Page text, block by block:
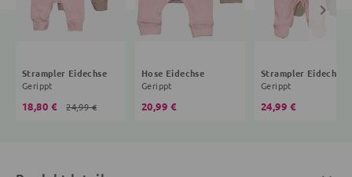
Strampler Eidechse
Gerippt
18,80 € 24,99 €
Hose Eidechse
Gerippt
20,99 €
Strampler Eidechse
Gerippt
24,99 €